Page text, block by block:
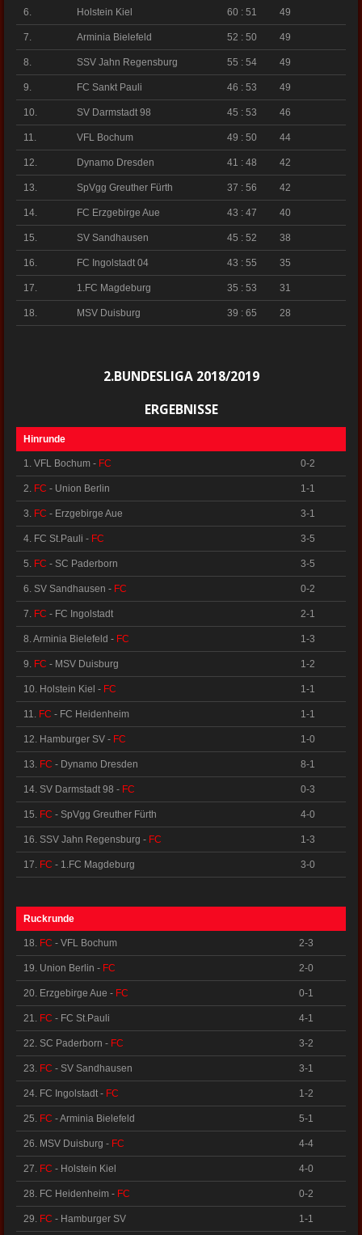
6. Holstein Kiel 60 : 51 49
7. Arminia Bielefeld 52 : 50 49
8. SSV Jahn Regensburg 55 : 54 49
9. FC Sankt Pauli 46 : 53 49
10. SV Darmstadt 98 45 : 53 46
11. VFL Bochum 49 : 50 44
12. Dynamo Dresden 41 : 48 42
13. SpVgg Greuther Fürth 37 : 56 42
14. FC Erzgebirge Aue 43 : 47 40
15. SV Sandhausen 45 : 52 38
16. FC Ingolstadt 04 43 : 55 35
17. 1.FC Magdeburg 35 : 53 31
18. MSV Duisburg 39 : 65 28
2.BUNDESLIGA 2018/2019
ERGEBNISSE
Hinrunde
1. VFL Bochum - FC 0-2
2. FC - Union Berlin 1-1
3. FC - Erzgebirge Aue 3-1
4. FC St.Pauli - FC 3-5
5. FC - SC Paderborn 3-5
6. SV Sandhausen - FC 0-2
7. FC - FC Ingolstadt 2-1
8. Arminia Bielefeld - FC 1-3
9. FC - MSV Duisburg 1-2
10. Holstein Kiel - FC 1-1
11. FC - FC Heidenheim 1-1
12. Hamburger SV - FC 1-0
13. FC - Dynamo Dresden 8-1
14. SV Darmstadt 98 - FC 0-3
15. FC - SpVgg Greuther Fürth 4-0
16. SSV Jahn Regensburg - FC 1-3
17. FC - 1.FC Magdeburg 3-0
Ruckrunde
18. FC - VFL Bochum 2-3
19. Union Berlin - FC 2-0
20. Erzgebirge Aue - FC 0-1
21. FC - FC St.Pauli 4-1
22. SC Paderborn - FC 3-2
23. FC - SV Sandhausen 3-1
24. FC Ingolstadt - FC 1-2
25. FC - Arminia Bielefeld 5-1
26. MSV Duisburg - FC 4-4
27. FC - Holstein Kiel 4-0
28. FC Heidenheim - FC 0-2
29. FC - Hamburger SV 1-1